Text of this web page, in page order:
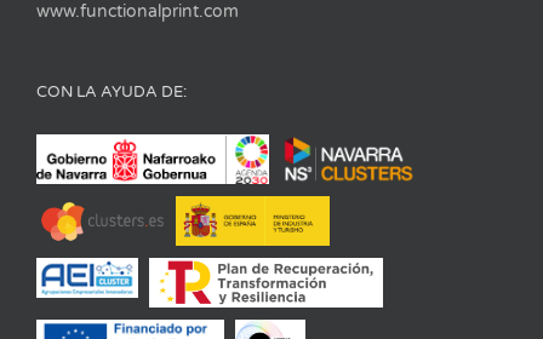
www.functionalprint.com
CON LA AYUDA DE: